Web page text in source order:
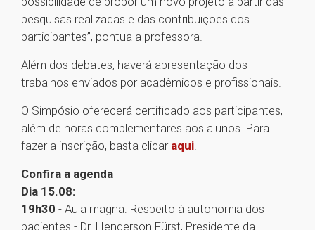
pesquisas realizadas e das contribuições dos
participantes”, pontua a professora.
Além dos debates, haverá apresentação dos
trabalhos enviados por acadêmicos e profissionais.
O Simpósio oferecerá certificado aos participantes,
além de horas complementares aos alunos. Para
fazer a inscrição, basta clicar aqui.
Confira a agenda
Dia 15.08:
19h30 - Aula magna: Respeito à autonomia dos
pacientes - Dr. Henderson Fürst, Presidente da